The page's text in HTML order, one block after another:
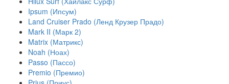
Ipsum (Ипсум)
Land Cruiser Prado (Ленд Крузер Прадо)
Mark II (Марк 2)
Matrix (Матрикс)
Noah (Ноах)
Passo (Пассо)
Premio (Премио)